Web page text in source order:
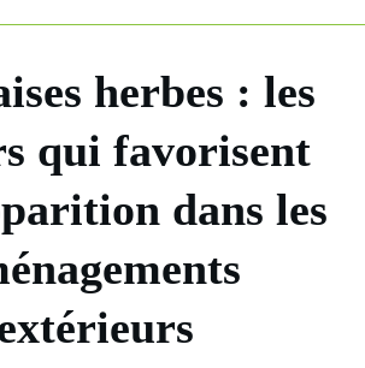
herbes : les
qui favorisent
dans les